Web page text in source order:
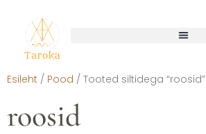
Esileht / Pood / Tooted siltidega “roosid”
roosid